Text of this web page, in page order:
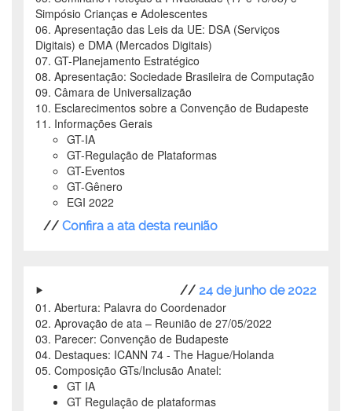
Simpósio Crianças e Adolescentes
06. Apresentação das Leis da UE: DSA (Serviços
Digitais) e DMA (Mercados Digitais)
07. GT-Planejamento Estratégico
08. Apresentação: Sociedade Brasileira de Computação
09. Câmara de Universalização
10. Esclarecimentos sobre a Convenção de Budapeste
11. Informações Gerais
GT-IA
GT-Regulação de Plataformas
GT-Eventos
GT-Gênero
EGI 2022
// Confira a ata desta reunião
// 24 de junho de 2022
01. Abertura: Palavra do Coordenador
02. Aprovação de ata – Reunião de 27/05/2022
03. Parecer: Convenção de Budapeste
04. Destaques: ICANN 74 - The Hague/Holanda
05. Composição GTs/Inclusão Anatel:
GT IA
GT Regulação de plataformas